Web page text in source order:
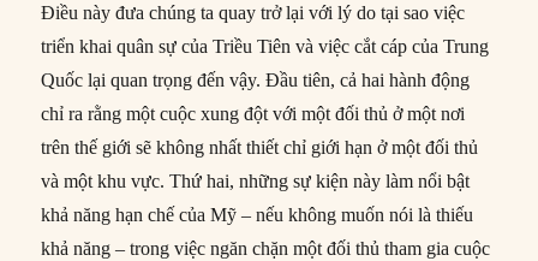
Điều này đưa chúng ta quay trở lại với lý do tại sao việc
triển khai quân sự của Triều Tiên và việc cắt cáp của Trung
Quốc lại quan trọng đến vậy. Đầu tiên, cả hai hành động
chỉ ra rằng một cuộc xung đột với một đối thủ ở một nơi
trên thế giới sẽ không nhất thiết chỉ giới hạn ở một đối thủ
và một khu vực. Thứ hai, những sự kiện này làm nổi bật
khả năng hạn chế của Mỹ – nếu không muốn nói là thiếu
khả năng – trong việc ngăn chặn một đối thủ tham gia cuộc